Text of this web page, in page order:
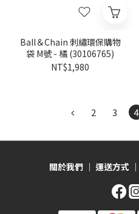
Ball＆Chain 刺繡環保購物
袋 M號 - 橘 (30106765)
NT$1,980
2 3 4
關於我們｜ 運送方式｜